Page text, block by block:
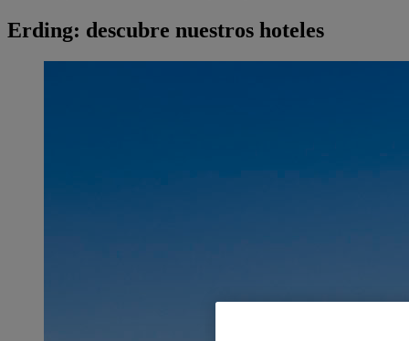
Erding: descubre nuestros hoteles